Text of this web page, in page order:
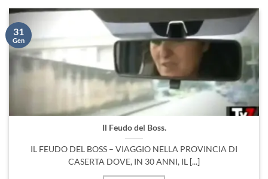
Il Feudo del Boss.
IL FEUDO DEL BOSS – VIAGGIO NELLA PROVINCIA DI
CASERTA DOVE, IN 30 ANNI, IL [...]
31
Gen